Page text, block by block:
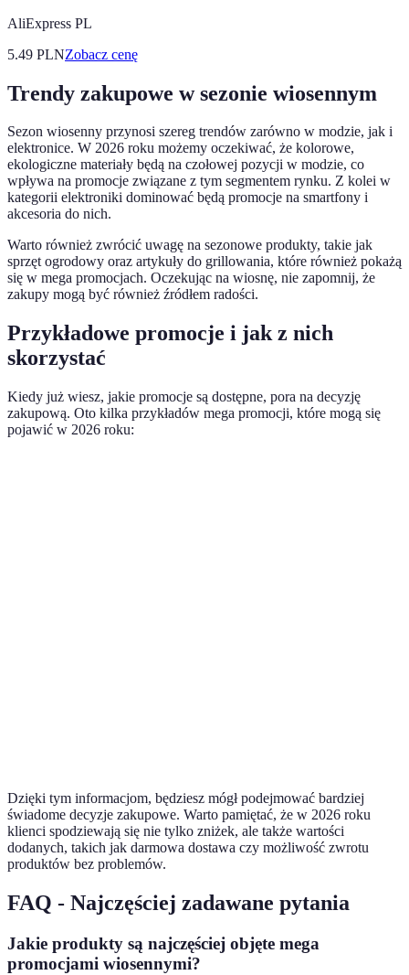
AliExpress PL
5.49 PLNZobacz cenę
Trendy zakupowe w sezonie wiosennym
Sezon wiosenny przynosi szereg trendów zarówno w modzie, jak i
elektronice. W 2026 roku możemy oczekiwać, że kolorowe,
ekologiczne materiały będą na czołowej pozycji w modzie, co
wpływa na promocje związane z tym segmentem rynku. Z kolei w
kategorii elektroniki dominować będą promocje na smartfony i
akcesoria do nich.
Warto również zwrócić uwagę na sezonowe produkty, takie jak
sprzęt ogrodowy oraz artykuły do grillowania, które również pokażą
się w mega promocjach. Oczekując na wiosnę, nie zapomnij, że
zakupy mogą być również źródłem radości.
Przykładowe promocje i jak z nich
skorzystać
Kiedy już wiesz, jakie promocje są dostępne, pora na decyzję
zakupową. Oto kilka przykładów mega promocji, które mogą się
pojawić w 2026 roku:
Dzięki tym informacjom, będziesz mógł podejmować bardziej
świadome decyzje zakupowe. Warto pamiętać, że w 2026 roku
klienci spodziewają się nie tylko zniżek, ale także wartości
dodanych, takich jak darmowa dostawa czy możliwość zwrotu
produktów bez problemów.
FAQ - Najczęściej zadawane pytania
Jakie produkty są najczęściej objęte mega
promocjami wiosennymi?